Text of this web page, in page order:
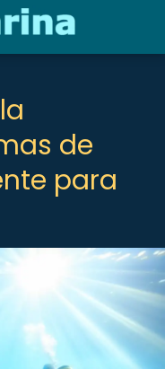
de
para